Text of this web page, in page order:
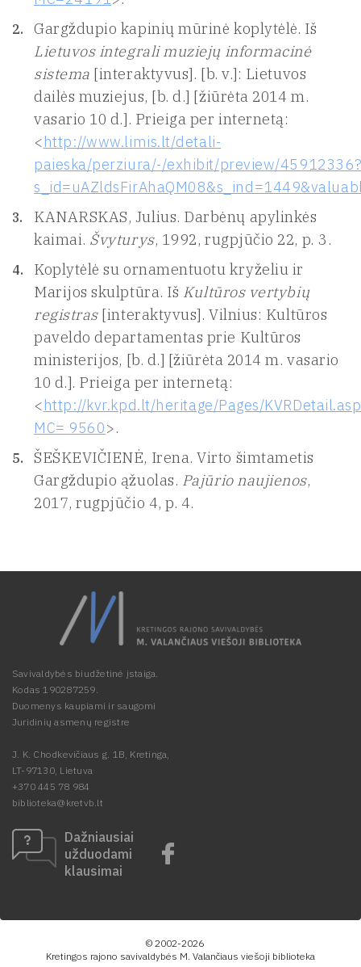
Gargždupio kapinių mūrinė koplytėlė. Iš
Lietuvos integrali muziejų informacinė
sistema [interaktyvus]. [b. v.]: Lietuvos
dailės muziejus, [b. d.] [žiūrėta 2014 m.
vasario 10 d.]. Prieiga per internetą:
<http://www.limis.lt/detali-
paieska/perziura/-/exhibit/preview/
KANARSKAS, Julius. Darbėnų apylinkės
kaimai. Švyturys, 1992, rugpjūčio 22, p. 3.
Koplytėlė su ornamentuotu kryželiu ir
Marijos skulptūra. Iš Kultūros vertybių
registras[interaktyvus]. Vilnius: Kultūros
paveldo departamentas prie Kultūros
ministerijos, [b. d.] [žiūrėta 2014 m. vasario
10 d.]. Prieiga per internetą:
<http://kvr.kpd.lt/heritage/Pages/
MC= 9560>.
ŠEŠKEVIČIENĖ, Irena. Virto šimtametis
Gargždupio ąžuolas. Pajūrio naujienos,
2017, rugpjūčio 4, p. 4.
Savivaldybės biudžetinė įstaiga.
Kodas 190287259.
Duomenys kaupiami ir saugomi
Juridinių asmenų registre
J. K. Chodkevičiaus g. 1B, Kretinga,
LT-97130, Lietuva
+370 445 78 984
biblioteka@kretvb.lt
Dažniausiai
užduodami
klausimai
© 2002-2026
Kretingos rajono savivaldybės M. Valančiaus viešoji biblioteka